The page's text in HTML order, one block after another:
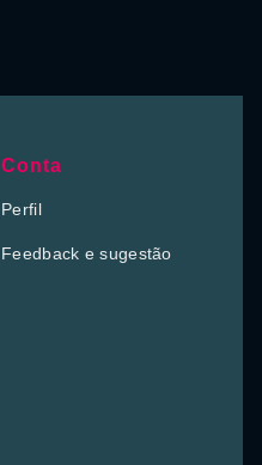
Conta
Perfil
Feedback e sugestão